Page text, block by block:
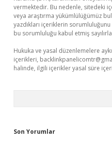
vermektedir. Bu nedenle, sitedeki
veya araştırma yükümlülüğümüz
yazdıkları içeriklerin
bu sorumluluğu kabul etmiş
Hukuka ve yasal düzenlemelere
içerikleri,
halinde, ilgili içerikler yasal süre
Son Yorumlar